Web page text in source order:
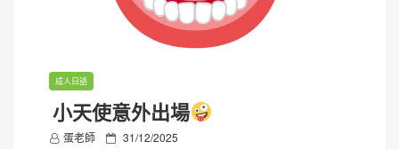
成人日語
小天使意外出場
蛋老師
P 31/12/2025